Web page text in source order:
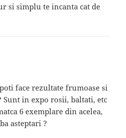
si simplu te incanta cat de
face rezultate frumoase si
in expo rosii, baltati, etc
6 exemplare din acelea,
asteptari ?